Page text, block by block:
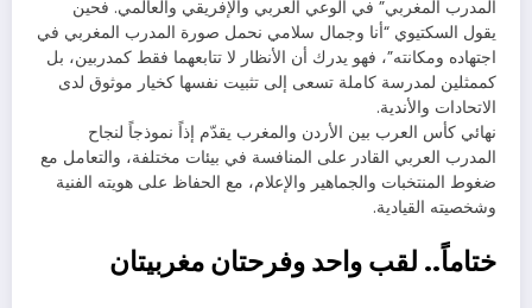
المدرب المغربي” في الوعي العربي والإفريقي والعالمي. فحين
يقول السكتيوي “أنا وجمال سلامي نحمل صورة المدرب المغربي في
اجتهاده ومكانته”، فهو يدرك أن الأنظار لا تتابعهما فقط كمدربين، بل
كممثلين لمدرسة كاملة تسعى إلى تثبيت نفسها كخيار موثوق لدى
الاتحادات والأندية.
نهائي كأس العرب بين الأردن والمغرب يقدّم إذاً نموذجاً لنجاح
المدرب العربي القادر على المنافسة في بيئات مختلفة، والتعامل مع
ضغوط المنتخبات والجماهير والإعلام، مع الحفاظ على هويته الفنية
وشخصيته القيادية.
ختاماً.. لقب واحد وفرحتان مغربيتان